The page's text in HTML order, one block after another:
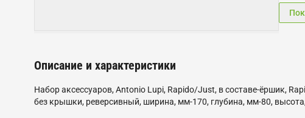
Описание и характеристики
Набор аксессуаров, Antonio Lupi, Rapido/Just, в составе-ёршик,
без крышки, реверсивный, ширина, мм-170, глубина, мм-80,